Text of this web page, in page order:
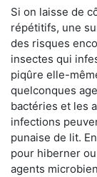
Si on laisse de
répétitifs, une
des risques
insectes qui
piqûre elle-
quelconques
bactéries et les
infections
punaise de lit.
pour hiberner
agents